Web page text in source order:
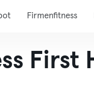
Firmenfitness
First